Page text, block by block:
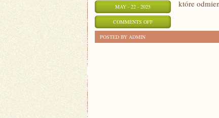
MAY - 22 - 2025
COMMENTS OFFON
które
POSTED BY ADMIN